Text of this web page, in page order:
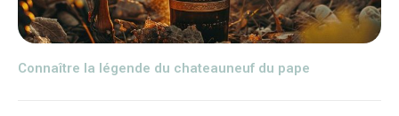
Connaître la légende du chateauneuf du pape